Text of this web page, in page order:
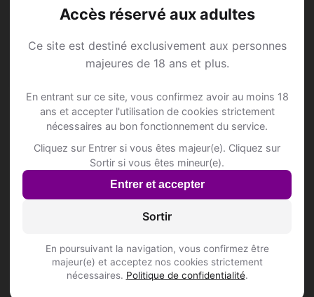
Accès réservé aux adultes
Ce site est destiné exclusivement aux personnes
majeures de 18 ans et plus.
En entrant sur ce site, vous confirmez avoir au moins 18
ans et accepter l'utilisation de cookies strictement
nécessaires au bon fonctionnement du service.
Cliquez sur Entrer si vous êtes majeur(e). Cliquez sur
Sortir si vous êtes mineur(e).
Entrer et accepter
Sortir
En poursuivant la navigation, vous confirmez être
majeur(e) et acceptez nos cookies strictement
nécessaires. Politique de confidentialité.
sont inscrits à Nivelles ?
Les profils sont-ils vérifiés ?
Lieux de sortie à Nivelles
1
Le Guerseli
📍 Hôtelss 9